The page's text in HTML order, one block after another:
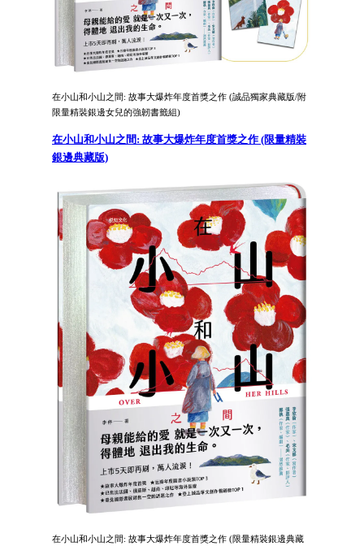
在小山和小山之間: 故事大爆炸年度首獎之作 (誠品獨家典藏版/附
限量精裝銀邊女兒的強韌書籤組)
在小山和小山之間: 故事大爆炸年度首獎之作 (限量精裝
銀邊典藏版)
在小山和小山之間: 故事大爆炸年度首獎之作 (限量精裝銀邊典藏